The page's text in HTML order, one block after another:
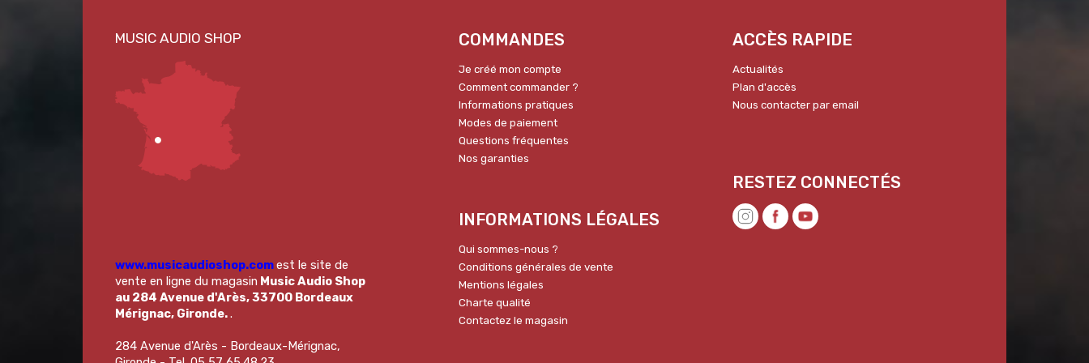
www.musicaudioshop.comest le site de
vente en ligne du magasin Music Audio Shop
au 284 Avenue d'Arès, 33700 Bordeaux
Mérignac, Gironde..
284 Avenue d'Arès - Bordeaux-Mérignac,
COMMANDES
Je créé mon compte
Comment commander ?
Informations pratiques
Modes de paiement
Questions fréquentes
Nos garanties
INFORMATIONS LÉGALES
Qui sommes-nous ?
Conditions générales de vente
Mentions légales
Charte qualité
Contactez le magasin
ACCÈS RAPIDE
Actualités
Plan d'accès
Nous contacter par email